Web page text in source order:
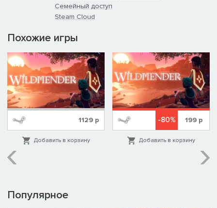
Семейный доступ
Steam Cloud
Похожие игры
1129р
Добавить в корзину
-80% 199р
Добавить в корзину
Популярное